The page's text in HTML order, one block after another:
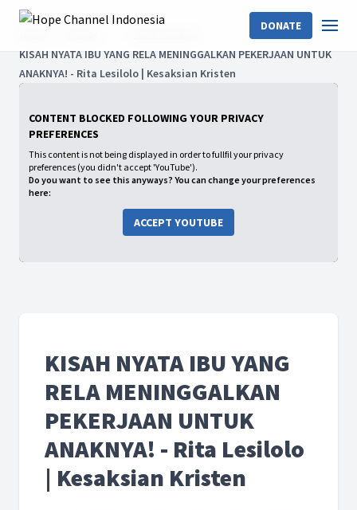
DONATE
KISAH NYATA IBU YANG RELA MENINGGALKAN PEKERJAAN UNTUK
ANAKNYA! - Rita Lesilolo | Kesaksian Kristen
CONTENT BLOCKED FOLLOWING YOUR PRIVACY
PREFERENCES
This content is not being displayed in order to fullfil your privacy
preferences (you didn't accept 'YouTube').
Do you want to see this anyways? You can change your preferences
here:
ACCEPT YOUTUBE
KISAH NYATA IBU YANG
RELA MENINGGALKAN
PEKERJAAN UNTUK
ANAKNYA! - Rita Lesilolo
| Kesaksian Kristen